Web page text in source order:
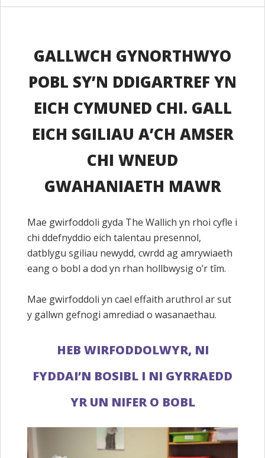
GALLWCH GYNORTHWYO
POBL SY’N DDIGARTREF YN
EICH CYMUNED CHI. GALL
EICH SGILIAU A’CH AMSER
CHI WNEUD
GWAHANIAETH MAWR
Mae gwirfoddoli gyda The Wallich yn rhoi cyfle i
chi ddefnyddio eich talentau presennol,
datblygu sgiliau newydd, cwrdd ag amrywiaeth
eang o bobl a dod yn rhan hollbwysig o’r tîm.
Mae gwirfoddoli yn cael effaith aruthrol ar sut
y gallwn gefnogi amrediad o wasanaethau.
HEB WIRFODDOLWYR, NI
FYDDAI’N BOSIBL I NI GYRRAEDD
YR UN NIFER O BOBL